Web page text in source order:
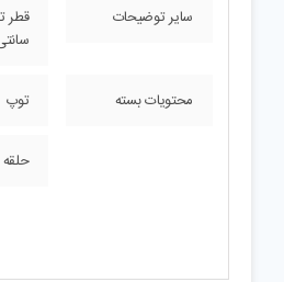
سایر توضیحات
محتویات بسته توپ
حلقه